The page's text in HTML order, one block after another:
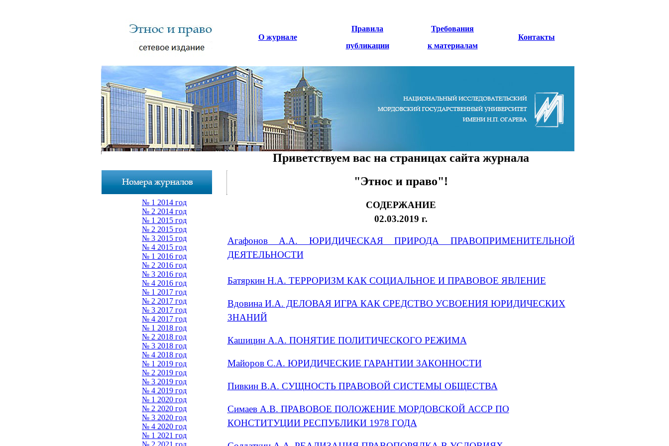
О журнале
Правила
публикации
Требования
к материалам
Контакты
Приветствуем вас на страницах сайта журнала
"Этнос и право"!
№ 1 2014 год
№ 2 2014 год
№ 1 2015 год
№ 2 2015 год
№ 3 2015 год
№ 4 2015 год
№ 1 2016 год
№ 2 2016 год
№ 3 2016 год
№ 4 2016 год
№ 1 2017 год
№ 2 2017 год
№ 3 2017 год
№ 4 2017 год
№ 1 2018 год
№ 2 2018 год
№ 3 2018 год
№ 4 2018 год
№ 1 2019 год
№ 2 2019 год
№ 3 2019 год
№ 4 2019 год
№ 1 2020 год
№ 2 2020 год
№ 3 2020 год
№ 4 2020 год
№ 1 2021 год
№ 2 2021 год
СОДЕРЖАНИЕ
02.03.2019 г.
Агафонов А.А. ЮРИДИЧЕСКАЯ ПРИРОДА ПРАВОПРИМЕНИТЕЛЬНОЙ
ДЕЯТЕЛЬНОСТИ
Батяркин Н.А. ТЕРРОРИЗМ КАК СОЦИАЛЬНОЕ И ПРАВОВОЕ ЯВЛЕНИЕ
Вдовина И.А. ДЕЛОВАЯ ИГРА КАК СРЕДСТВО УСВОЕНИЯ ЮРИДИЧЕСКИХ
ЗНАНИЙ
Кашицин А.А. ПОНЯТИЕ ПОЛИТИЧЕСКОГО РЕЖИМА
Майоров С.А. ЮРИДИЧЕСКИЕ ГАРАНТИИ ЗАКОННОСТИ
Пивкин В.А. СУЩНОСТЬ ПРАВОВОЙ СИСТЕМЫ ОБЩЕСТВА
Симаев А.В. ПРАВОВОЕ ПОЛОЖЕНИЕ МОРДОВСКОЙ АССР ПО
КОНСТИТУЦИИ РЕСПУБЛИКИ 1978 ГОДА